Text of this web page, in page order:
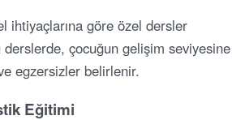
ihtiyaçlarına göre özel dersler
derslerde, çocuğun gelişim seviyesine
egzersizler belirlenir.
Eğitimi